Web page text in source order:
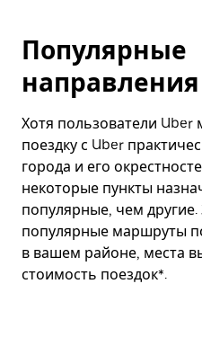
Популярные
Хотя пользователи Uber
поездку с Uber
города и его
некоторые пункты
популярные, чем
популярные маршруты
в вашем районе, места
стоимость поездок*.